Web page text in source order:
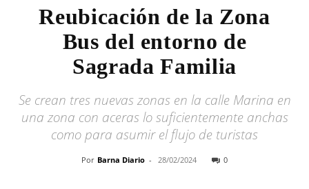
Reubicación de la Zona
Bus del entorno de
Sagrada Familia
Se crean tres nuevas zonas en la calle Marina en
una zona con aceras lo suficientemente anchas
como para asumir el flujo de turistas
Por Barna Diario - 28/02/2024 0